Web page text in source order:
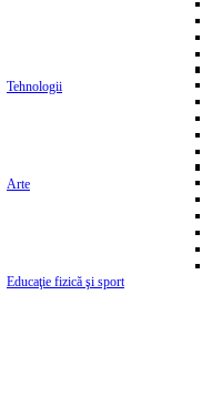
Tehnologii
Arte
Educaţie fizică şi sport